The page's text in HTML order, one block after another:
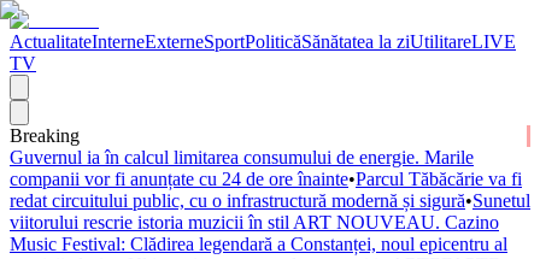
ActualitateInterneExterneSportPoliticăSănătatea la ziUtilitareLIVE
TV
Breaking
Guvernul ia în calcul limitarea consumului de energie. Marile
companii vor fi anunțate cu 24 de ore înainte•Parcul Tăbăcărie va fi
redat circuitului public, cu o infrastructură modernă și sigură•Sunetul
viitorului rescrie istoria muzicii în stil ART NOUVEAU. Cazino
Music Festival: Clădirea legendară a Constanței, noul epicentru al